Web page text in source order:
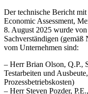
Der technische Bericht
Economic Assessment,
8. August 2025 wurde
Sachverständigen
vom Unternehmen sind:
– Herr Brian Olson, Q.P.,
Testarbeiten und
Prozessbetriebskosten)
– Herr Steven Pozder,